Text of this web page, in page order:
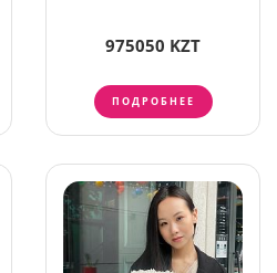
975050 KZT
ПОДРОБНЕЕ